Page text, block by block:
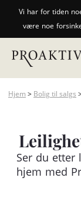
Vi har for tiden
være noe
Hjem > Bolig til salgs
Ser du etter
hjem med